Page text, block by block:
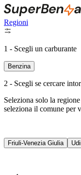
Regioni
1 - Scegli un carburante
Benzina
2 - Scegli se cercare
Seleziona solo la
seleziona il comune per
Friuli-Venezia Giulia